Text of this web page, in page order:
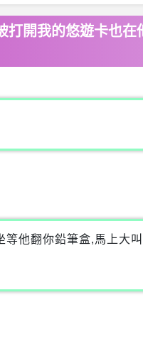
打開我的悠遊卡也在
他翻你鉛筆盒,馬上大